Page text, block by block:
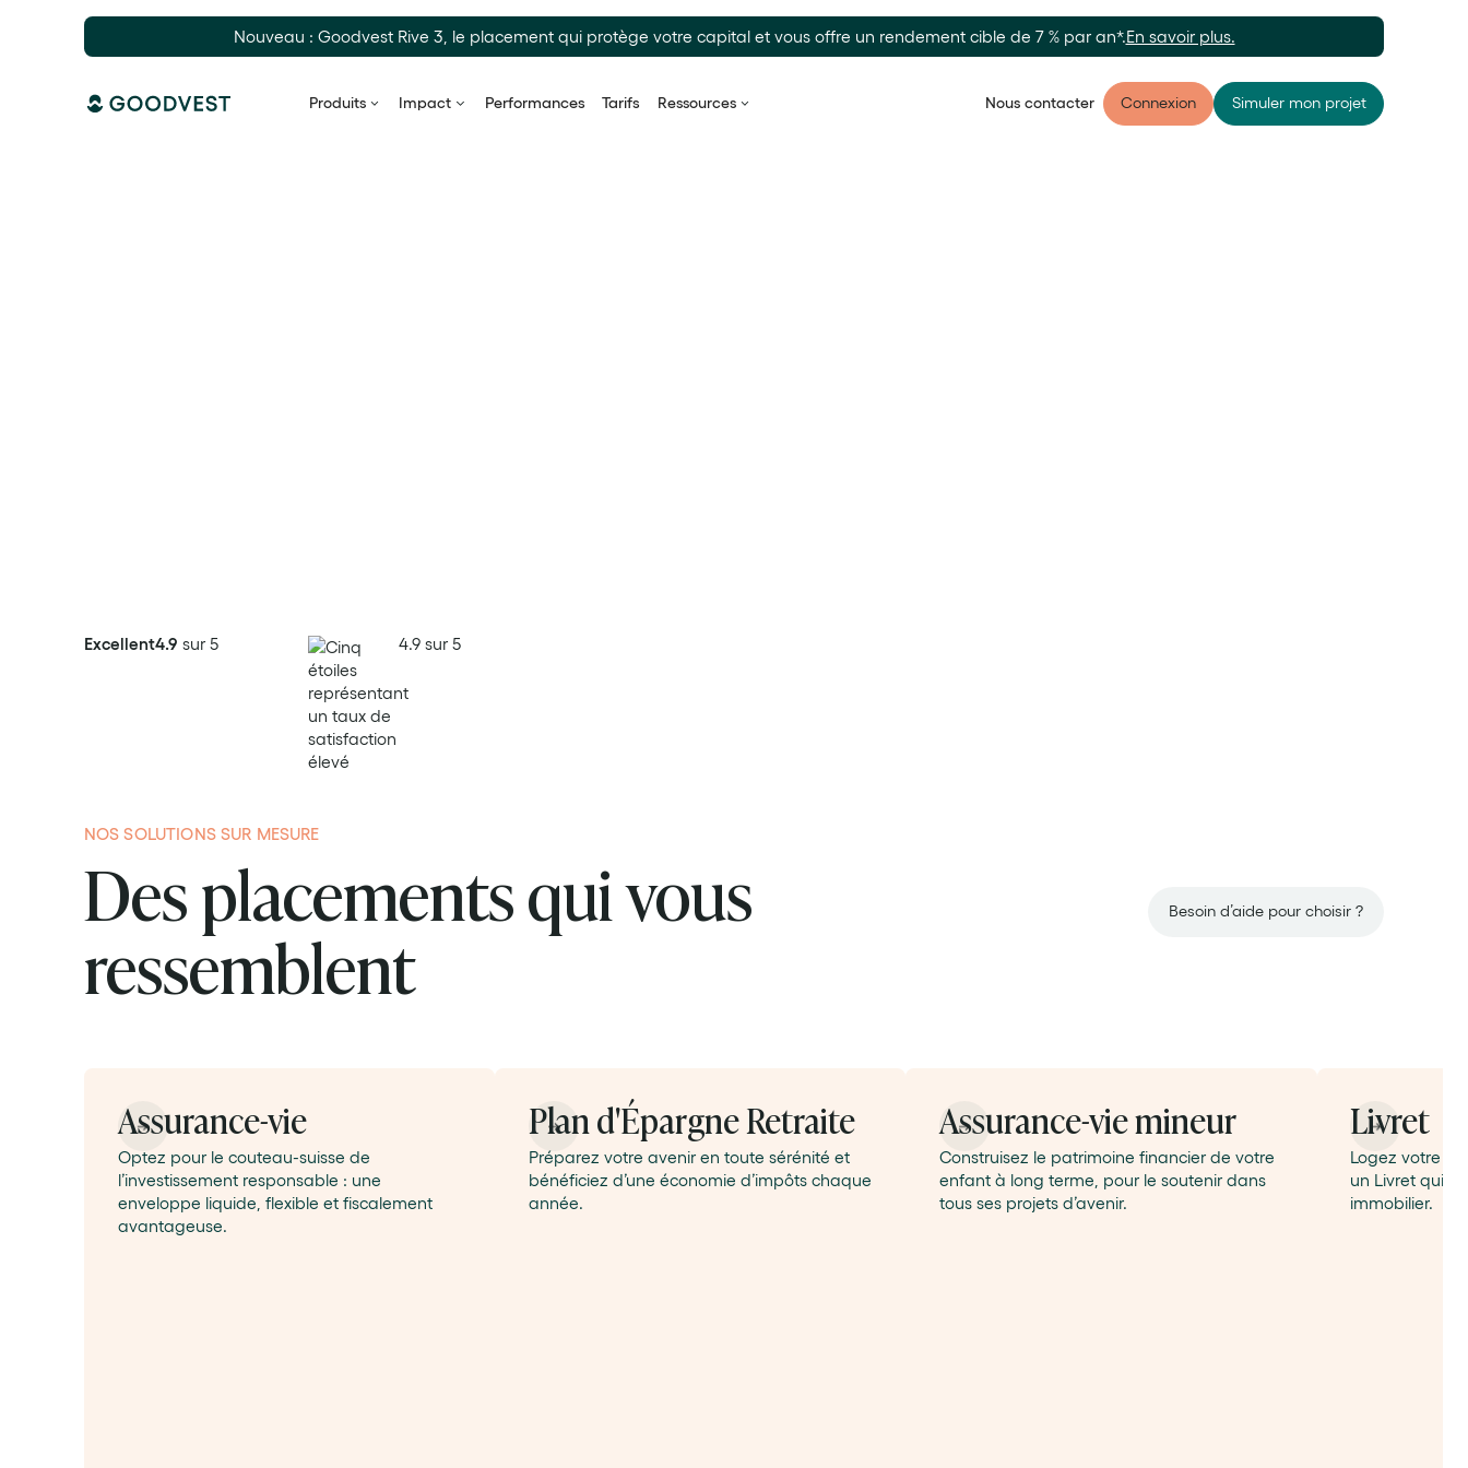
Nouveau : Goodvest Rive 3, le placement qui protège votre capital et vous offre un rendement cible de 7 % par an*.En savoir plus.
Produits Impact Performances Tarifs Ressources Nous contacter Connexion Simuler mon projet
Excellent4.9 sur 5 4.9 sur 5
NOS SOLUTIONS SUR MESURE
Des placements qui vous
ressemblent
Besoin d’aide pour choisir ?
Assurance-vie
Optez pour le couteau-suisse de
l’investissement responsable : une
enveloppe liquide, flexible et fiscalement
avantageuse.
Plan d'Épargne Retraite
Préparez votre avenir en toute sérénité et
bénéficiez d’une économie d’impôts chaque
année.
Assurance-vie mineur
Construisez le patrimoine financier de votre
enfant à long terme, pour le soutenir dans
tous ses projets d’avenir.
Livret
Logez votre
un Livret qui
immobilier.